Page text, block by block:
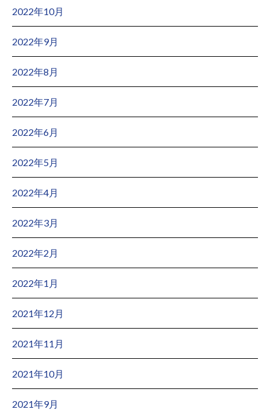
2022年10月
2022年9月
2022年8月
2022年7月
2022年6月
2022年5月
2022年4月
2022年3月
2022年2月
2022年1月
2021年12月
2021年11月
2021年10月
2021年9月